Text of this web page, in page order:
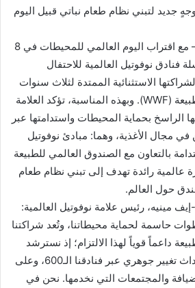
جديد لتبني نظام طعام نباتي قبيل اليوم
القاهرة، 21 مايو 2025 – مع اقتراب اليوم العالمي للمحيطات في 8
فنادق نوفوتيل العالمية للاحتفال
الاستثنائية الممتدة لثلاث سنوات
مع الصندوق العالمي للطبيعة (WWF). وبهذه المناسبة، تؤكد العلامة
الراسخ بحماية المحيطات واستدامتها عبر
مجال الأغذية، وهما: مبادئ نوفوتيل
بالتعاون مع الصندوق العالمي للطبيعة
عالمية رائدة تهدف إلى تبني نظام طعام
مينيه، رئيس علامة نوفوتيل العالمية:
حاسمة لحماية محيطاتنا، وتُعد شراكتنا
داعماً قوياً لهذا الالتزام؛ إذ نسترشد
بتوجيهاتهم وخبراتهم لإحداث تغيير جوهري عبر فنادقنا الـ600، وعلى
والمجتمعات التي نخدمها. نحن في